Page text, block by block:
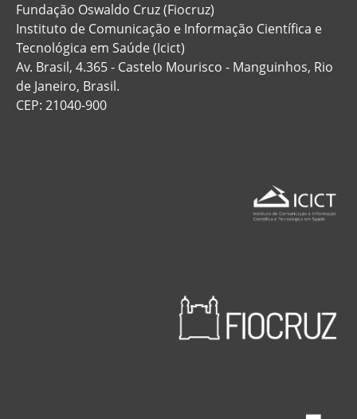
Fundação Oswaldo Cruz (Fiocruz)
Instituto de Comunicação e Informação Científica e
Tecnológica em Saúde (Icict)
Av. Brasil, 4.365 - Castelo Mourisco - Manguinhos, Rio
de Janeiro, Brasil.
CEP: 21040-900